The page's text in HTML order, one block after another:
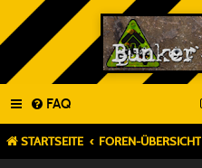
FAQ
STARTSEITE FOREN-ÜBERSICHT